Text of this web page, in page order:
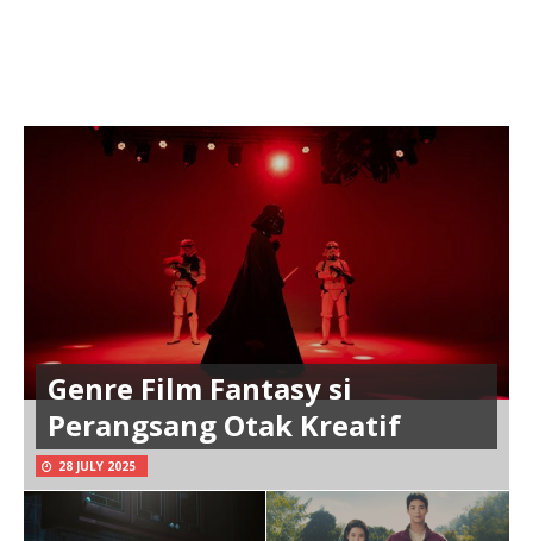
Genre Film Fantasy si
Perangsang Otak Kreatif
28 JULY 2025